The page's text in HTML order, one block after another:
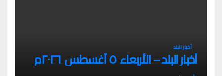
أخبار البلد
أخبار البلد – الأربعاء ٥ أغسطس ٢٠٢٦م